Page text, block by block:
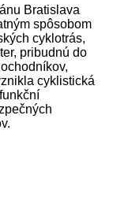
Bratislava
spôsobom
cyklotrás,
pribudnú do
cyklistická